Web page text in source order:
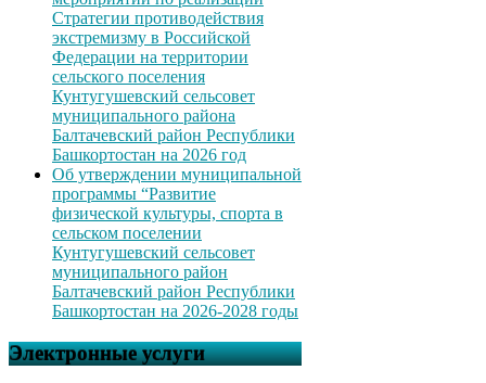
Стратегии противодействия
экстремизму в Российской
Федерации на территории
сельского поселения
Кунтугушевский сельсовет
муниципального района
Балтачевский район Республики
Башкортостан на 2026 год
Об утверждении муниципальной
программы “Развитие
физической культуры, спорта в
сельском поселении
Кунтугушевский сельсовет
муниципального район
Балтачевский район Республики
Башкортостан на 2026-2028 годы
Электронные услуги